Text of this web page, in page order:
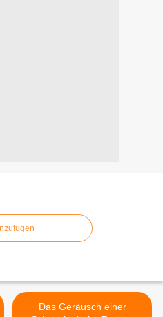
Das Geräusch einer